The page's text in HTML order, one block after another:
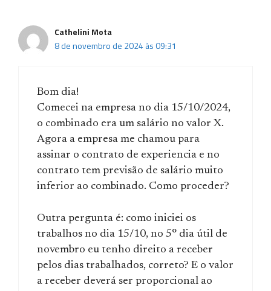
Cathelini Mota
8 de novembro de 2024 às 09:31
Bom dia!
Comecei na empresa no dia 15/10/2024,
o combinado era um salário no valor X.
Agora a empresa me chamou para
assinar o contrato de experiencia e no
contrato tem previsão de salário muito
inferior ao combinado. Como proceder?
Outra pergunta é: como iniciei os
trabalhos no dia 15/10, no 5° dia útil de
novembro eu tenho direito a receber
pelos dias trabalhados, correto? E o valor
a receber deverá ser proporcional ao